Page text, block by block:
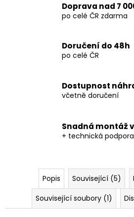
Doprava nad 7
po celé ČR zdarma
Doručení do 48h
po celé ČR
Dostupnost
včetně doručení
Snadná montáž
+ technická podpora
Popis Související (5)
Související soubory (1)